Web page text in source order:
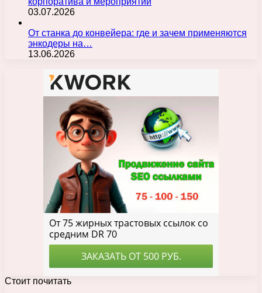
03.07.2026
От станка до конвейера: где и зачем применяются
энкодеры на…
13.06.2026
Стоит почитать